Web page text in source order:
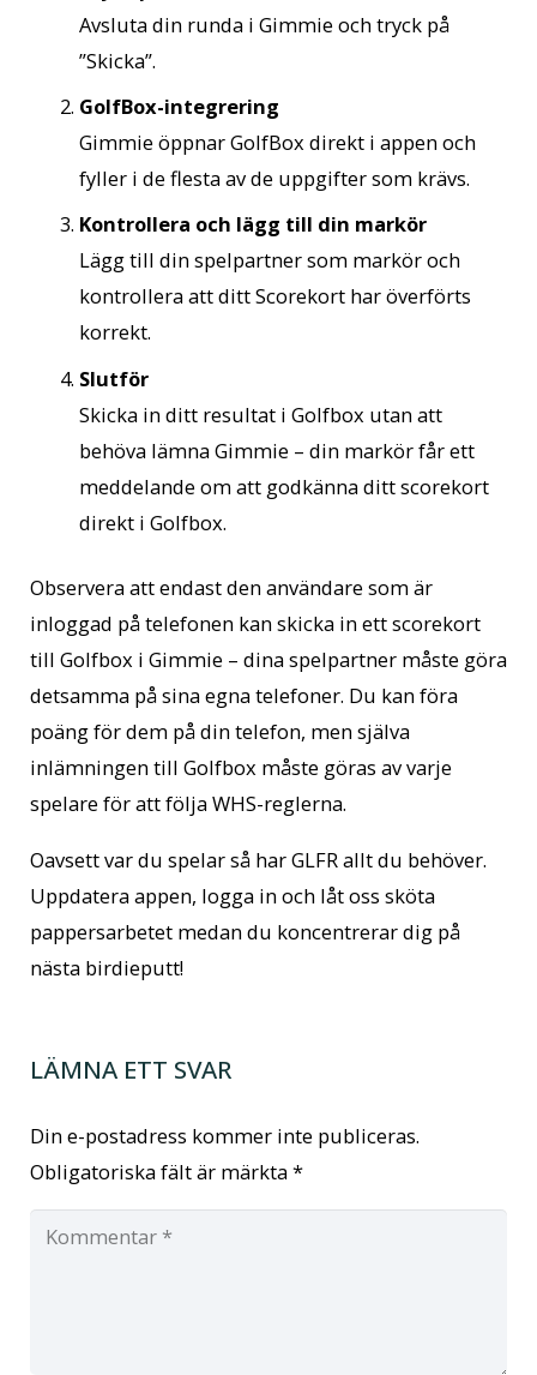
Avsluta din runda i Gimmie och tryck på
”Skicka”.
GolfBox-integrering
Gimmie öppnar GolfBox direkt i appen och
fyller i de flesta av de uppgifter som krävs.
Kontrollera och lägg till din markör
Lägg till din spelpartner som markör och
kontrollera att ditt Scorekort har överförts
korrekt.
Slutför
Skicka in ditt resultat i Golfbox utan att
behöva lämna Gimmie – din markör får ett
meddelande om att godkänna ditt scorekort
direkt i Golfbox.
Observera att endast den användare som är
inloggad på telefonen kan skicka in ett scorekort
till Golfbox i Gimmie – dina spelpartner måste göra
detsamma på sina egna telefoner. Du kan föra
poäng för dem på din telefon, men själva
inlämningen till Golfbox måste göras av varje
spelare för att följa WHS-reglerna.
Oavsett var du spelar så har GLFR allt du behöver.
Uppdatera appen, logga in och låt oss sköta
pappersarbetet medan du koncentrerar dig på
nästa birdieputt!
LÄMNA ETT SVAR
Din e-postadress kommer inte publiceras.
Obligatoriska fält är märkta*